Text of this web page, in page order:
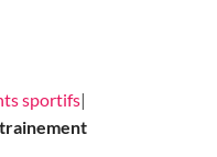
sportifs